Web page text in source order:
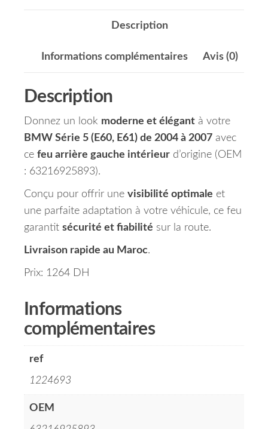
Description
Informations complémentaires Avis (0)
Description
Donnez un look moderne et élégant à votre
BMW Série 5 (E60, E61) de 2004 à 2007 avec
ce feu arrière gauche intérieur d’origine (OEM
: 63216925893).
Conçu pour offrir une visibilité optimale et
une parfaite adaptation à votre véhicule, ce feu
garantit sécurité et fiabilité sur la route.
Livraison rapide au Maroc.
Prix: 1264 DH
Informations
complémentaires
ref
1224693
OEM